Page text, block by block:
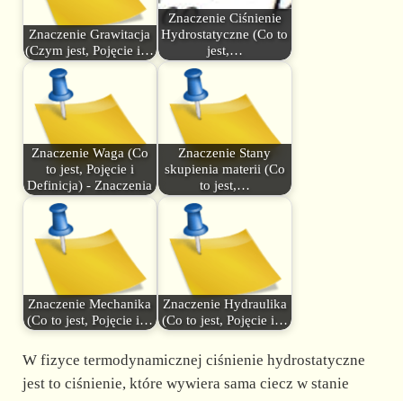
Znaczenie Grawitacja
(Czym jest, Pojęcie i…
Znaczenie Ciśnienie
Hydrostatyczne (Co to
jest,…
Znaczenie Waga (Co
to jest, Pojęcie i
Definicja) - Znaczenia
Znaczenie Stany
skupienia materii (Co
to jest,…
Znaczenie Mechanika
(Co to jest, Pojęcie i…
Znaczenie Hydraulika
(Co to jest, Pojęcie i…
W fizyce termodynamicznej ciśnienie hydrostatyczne
jest to ciśnienie, które wywiera sama ciecz w stanie